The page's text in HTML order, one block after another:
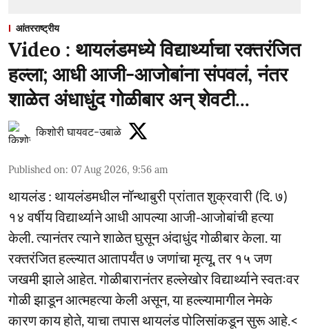
आंतरराष्ट्रीय
Video : थायलंडमध्ये विद्यार्थ्याचा रक्तरंजित
हल्ला; आधी आजी-आजोबांना संपवलं, नंतर
शाळेत अंधाधुंद गोळीबार अन् शेवटी...
किशोरी घायवट-उबाळे
Published on: 07 Aug 2026, 9:56 am
थायलंड : थायलंडमधील नॉन्थाबुरी प्रांतात शुक्रवारी (दि. ७)
१४ वर्षीय विद्यार्थ्याने आधी आपल्या आजी-आजोबांची हत्या
केली. त्यानंतर त्याने शाळेत घुसून अंदाधुंद गोळीबार केला. या
रक्तरंजित हल्ल्यात आतापर्यंत ७ जणांचा मृत्यू, तर १५ जण
जखमी झाले आहेत. गोळीबारानंतर हल्लेखोर विद्यार्थ्याने स्वतःवर
गोळी झाडून आत्महत्या केली असून, या हल्ल्यामागील नेमके
कारण काय होते, याचा तपास थायलंड पोलिसांकडून सुरू आहे.<